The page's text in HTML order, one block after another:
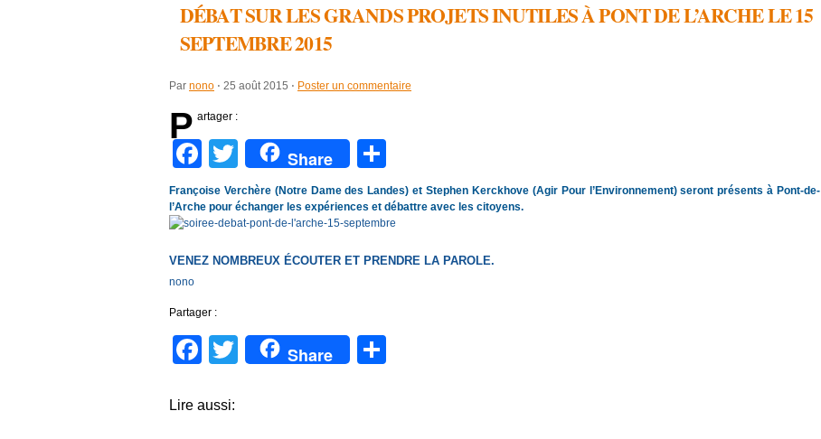
DÉBAT SUR LES GRANDS PROJETS INUTILES À PONT DE L’ARCHE LE 15
SEPTEMBRE 2015
Par nono ⋅ 25 août 2015 ⋅ Poster un commentaire
P artager :
Facebook
Twitter
Share
Françoise Verchère (Notre Dame des Landes) et Stephen Kerckhove (Agir Pour l’Environnement) seront présents à Pont-de-
l’Arche pour échanger les expériences et débattre avec les citoyens.
VENEZ NOMBREUX ÉCOUTER ET PRENDRE LA PAROLE.
nono
Partager :
Facebook
Twitter
Share
Lire aussi: